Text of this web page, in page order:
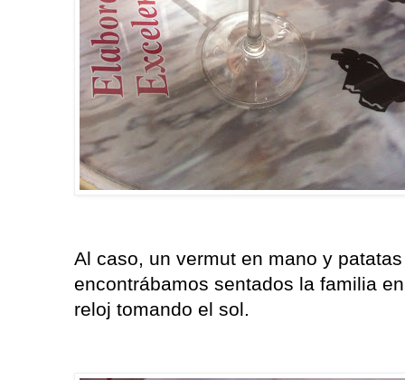
Al caso, un vermut en mano y
encontrábamos sentados la familia
reloj tomando el sol.